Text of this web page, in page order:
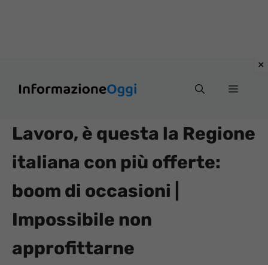
Menu
Lavoro, è questa la Regione
italiana con più offerte:
boom di occasioni |
Impossibile non
approfittarne